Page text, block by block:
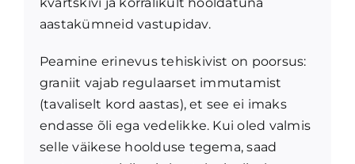
aastakümneid vastupidav.
Peamine erinevus tehiskivist on poorsus:
graniit vajab regulaarset immutamist
(tavaliselt kord aastas), et see ei imaks
endasse õli ega vedelikke. Kui oled valmis
selle väikese hoolduse tegema, saad